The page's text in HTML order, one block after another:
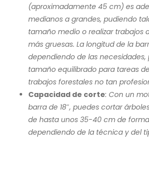
(aproximadamente 45 cm) es
medianos a grandes, pudiendo
tamaño medio o realizar trabajos
más gruesas. La longitud de la
dependiendo de las necesidades,
tamaño equilibrado para tareas
trabajos forestales no tan
Capacidad de corte: Con un
barra de 18″, puedes cortar
de hasta unos 35-40 cm de
dependiendo de la técnica y del